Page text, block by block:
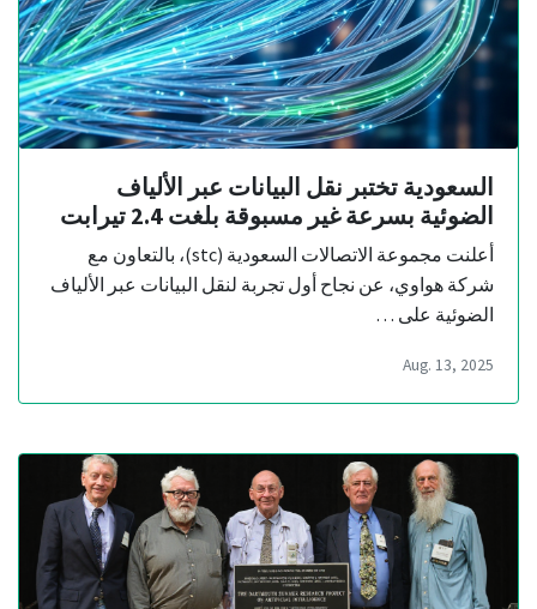
السعودية تختبر نقل البيانات عبر الألياف
الضوئية بسرعة غير مسبوقة بلغت 2.4 تيرابت
أعلنت مجموعة الاتصالات السعودية (stc)، بالتعاون مع
شركة هواوي، عن نجاح أول تجربة لنقل البيانات عبر الألياف
الضوئية على …
Aug. 13, 2025